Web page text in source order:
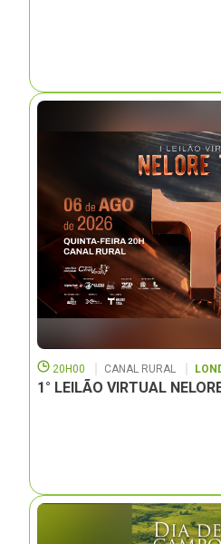
20H00 CANAL RURAL
1° LEILÃO VIRTUAL